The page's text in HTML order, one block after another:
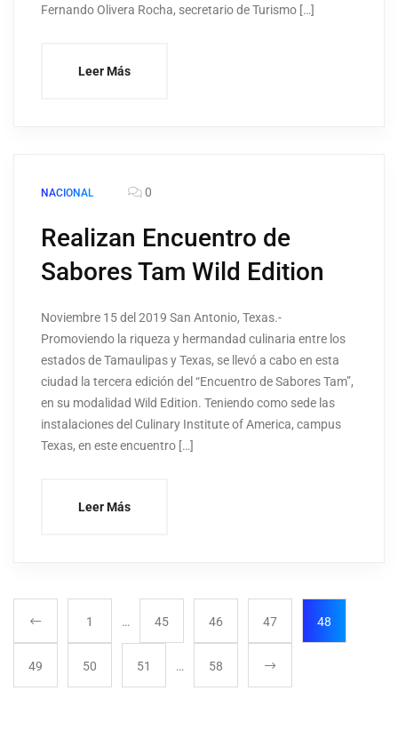
Fernando Olivera Rocha, secretario de Turismo […]
Leer Más
NACIONAL 0
Realizan Encuentro de
Sabores Tam Wild Edition
Noviembre 15 del 2019 San Antonio, Texas.-
Promoviendo la riqueza y hermandad culinaria entre los
estados de Tamaulipas y Texas, se llevó a cabo en esta
ciudad la tercera edición del “Encuentro de Sabores Tam”,
en su modalidad Wild Edition. Teniendo como sede las
instalaciones del Culinary Institute of America, campus
Texas, en este encuentro […]
Leer Más
1 … 45 46 47 48
49 50 51 … 58